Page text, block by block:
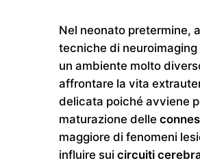
Nel neonato pretermine,
tecniche di
un ambiente molto
affrontare la vita
delicata poiché avviene
maturazione delle
maggiore di fenomeni
influire sui circuiti